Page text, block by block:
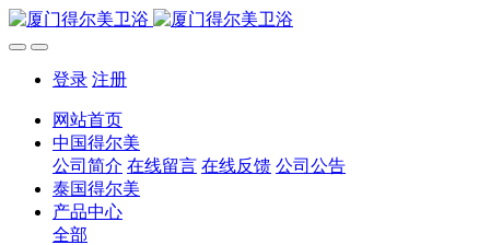
登录 注册
网站首页
中国得尔美
公司简介 在线留言 在线反馈 公司公告
泰国得尔美
产品中心
全部